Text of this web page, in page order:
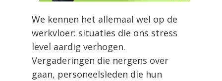
We kennen het allemaal wel op de
werkvloer: situaties die ons stress
level aardig verhogen.
Vergaderingen die nergens over
gaan, personeelsleden die hun